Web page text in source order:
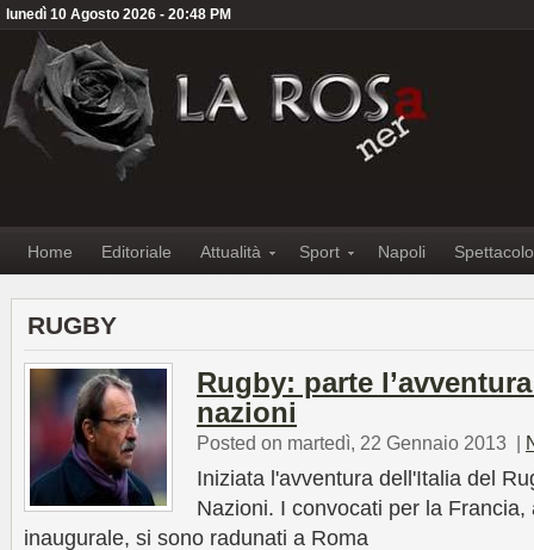
lunedì 10 Agosto 2026 - 20:48 PM
Home Editoriale Attualità Sport Napoli Spettacolo
RUGBY
Rugby: parte
nazioni
Posted on martedì, 22 Gennaio 2013 |
Iniziata l'avventura dell'Italia del
Nazioni. I convocati per la
inaugurale, si sono radunati a Roma